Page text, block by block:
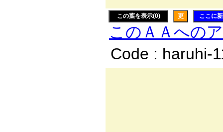
この葉を表示(0) 更 ここに
このＡＡへの
Code : haruhi-